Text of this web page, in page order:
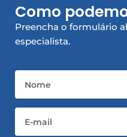
o
o
k
-
g
r
a
d
i
n
Como
Preencha o formulário
especialista.